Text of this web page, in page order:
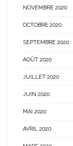
NOVEMBRE 2020
OCTOBRE 2020
SEPTEMBRE 2020
AOÛT 2020
JUILLET 2020
JUIN 2020
MAI 2020
AVRIL 2020